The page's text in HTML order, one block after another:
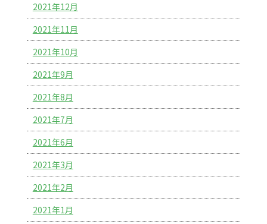
2021年12月
2021年11月
2021年10月
2021年9月
2021年8月
2021年7月
2021年6月
2021年3月
2021年2月
2021年1月